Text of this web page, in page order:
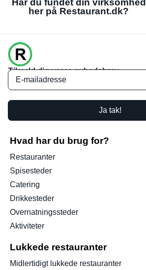
Har du fundet din virksomhed
her på Restaurant.dk?
Tilmeld dig vores nyhedsbrev
Ja tak!
Hvad har du brug for?
Restauranter
Spisesteder
Catering
Drikkesteder
Overnatningssteder
Aktiviteter
Lukkede restauranter
Midlertidigt lukkede restauranter